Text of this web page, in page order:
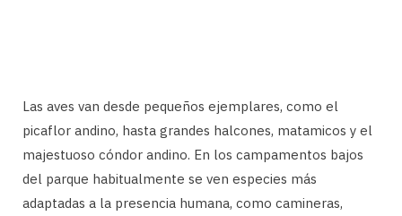
Las aves van desde pequeños ejemplares, como el
picaflor andino, hasta grandes halcones, matamicos y el
majestuoso cóndor andino. En los campamentos bajos
del parque habitualmente se ven especies más
adaptadas a la presencia humana, como camineras,